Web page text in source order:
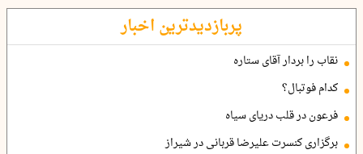
پربازدیدترین اخبار
نقاب را بردار آقای ستاره
کدام فوتبال؟
فرعون در قلب دریای سیاه
برگزاری کنسرت علیرضا قربانی در شیراز